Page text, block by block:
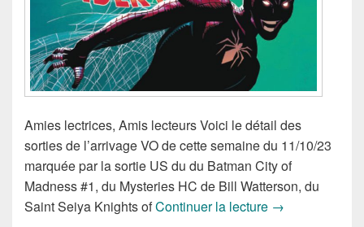
Amies lectrices, Amis lecteurs Voici le détail des
sorties de l’arrivage VO de cette semaine du 11/10/23
marquée par la sortie US du du Batman City of
Madness #1, du Mysteries HC de Bill Watterson, du
Saint Seiya Knights ofContinuer la lecture Sorties des
→